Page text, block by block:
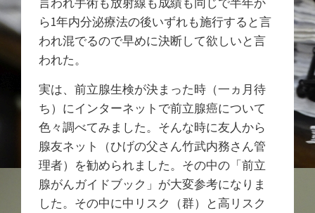
ら1年内分泌療法の後いずれも施行すると言
われ混でるので早めに決断して欲しいと言
われた。
実は、前立腺生検が決まった時（一ヵ月待
ち）にインターネットで前立腺癌について
色々調べてみました。そんな時に友人から
腺友ネット（ひげの父さん竹武内務さん管
理者）を勧められました。その中の「前立
腺がんガイドブック」が大変参考になりま
した。その中に中リスク（群）と高リスク